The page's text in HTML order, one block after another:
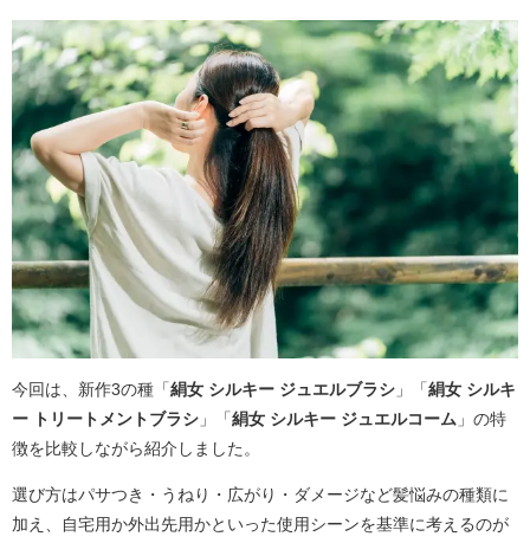
今回は、新作3の種「絹女 シルキー ジュエルブラシ 」「絹女 シルキ
ー トリートメントブラシ 」「絹女 シルキー ジュエルコーム 」の特
徴を比較しながら紹介しました。
選び方はパサつき・うねり・広がり・ダメージなど髪悩みの種類に
加え、自宅用か外出先用かといった使用シーンを基準に考えるのが